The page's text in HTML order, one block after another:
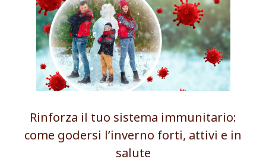
Rinforza il tuo sistema immunitario:
come godersi l’inverno forti, attivi e in
salute